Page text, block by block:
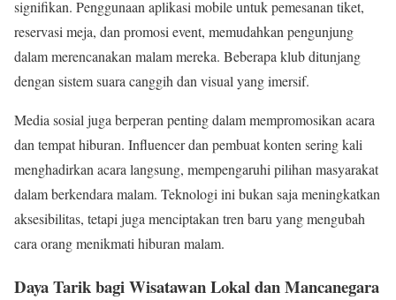
signifikan. Penggunaan aplikasi mobile untuk pemesanan tiket,
reservasi meja, dan promosi event, memudahkan pengunjung
dalam merencanakan malam mereka. Beberapa klub ditunjang
dengan sistem suara canggih dan visual yang imersif.
Media sosial juga berperan penting dalam mempromosikan acara
dan tempat hiburan. Influencer dan pembuat konten sering kali
menghadirkan acara langsung, mempengaruhi pilihan masyarakat
dalam berkendara malam. Teknologi ini bukan saja meningkatkan
aksesibilitas, tetapi juga menciptakan tren baru yang mengubah
cara orang menikmati hiburan malam.
Daya Tarik bagi Wisatawan Lokal dan Mancanegara